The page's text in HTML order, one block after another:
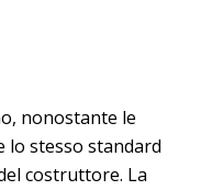
nonostante le
lo stesso standard
costruttore. La